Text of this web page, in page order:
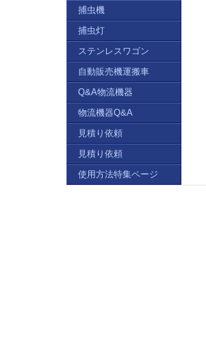
捕虫機
捕虫灯
ステンレスワゴン
自動販売機運搬車
Q&A物流機器
物流機器Q&A
見積り依頼
見積り依頼
使用方法特集ページ